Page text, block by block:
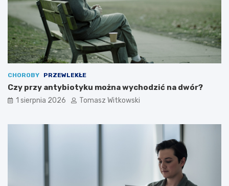
CHOROBY PRZEWLEKŁE
Czy przy antybiotyku można wychodzić na dwór?
1 sierpnia 2026 Tomasz Witkowski